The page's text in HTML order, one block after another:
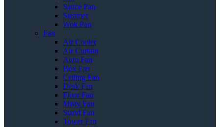
Sauce Pan
Steamer
Wok Pan
Fan
Air Cooler
Air Curtain
Auto Fan
Box Fan
Ceiling Fan
Desk Fan
Floor Fan
Misty Fan
Stand Fan
Tower Fan